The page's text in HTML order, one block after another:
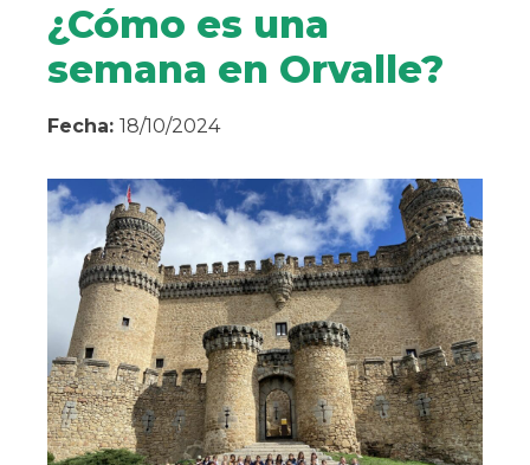
¿Cómo es una
semana en Orvalle?
Fecha: 18/10/2024